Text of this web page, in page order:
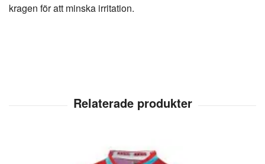
kragen för att minska irritation.